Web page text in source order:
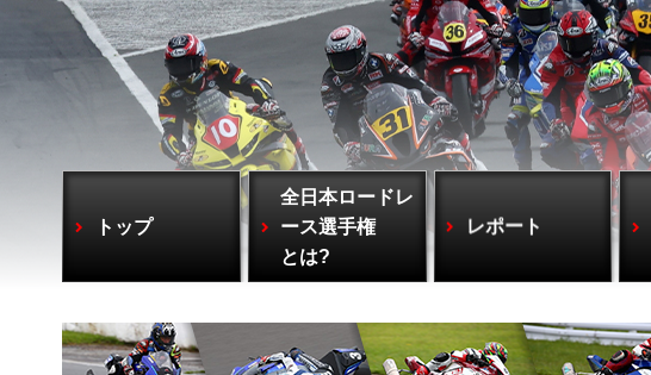
トップ
全日本ロードレ
ース選手権
とは?
レポート